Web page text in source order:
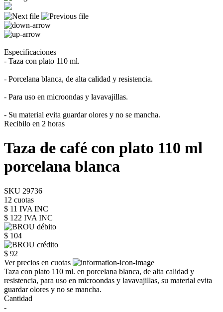
Especificaciones
- Taza con plato 110 ml.
- Porcelana blanca, de alta calidad y resistencia.
- Para uso en microondas y lavavajillas.
- Su material evita guardar olores y no se mancha.
Recibilo en 2 horas
Taza de café con plato 110 ml
porcelana blanca
SKU 29736
12 cuotas
$ 11 IVA INC
$ 122 IVA INC
$ 104
$ 92
Ver precios en cuotas
Taza con plato 110 ml. en porcelana blanca, de alta calidad y
resistencia, para uso en microondas y lavavajillas, su material evita
guardar olores y no se mancha.
Cantidad
-